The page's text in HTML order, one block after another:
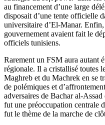
au financement d’une large
disposait d’une tente officielle
universitaire d’El-Manar.
gouvernement avaient fait le
officiels tunisiens.
Rarement un FSM aura autant
régionale. Il a cristallisé toutes
Maghreb et du Machrek en se
de polémiques et
adversaires de Bachar al-
fut une préoccupation centrale
fut le thème de la marche de